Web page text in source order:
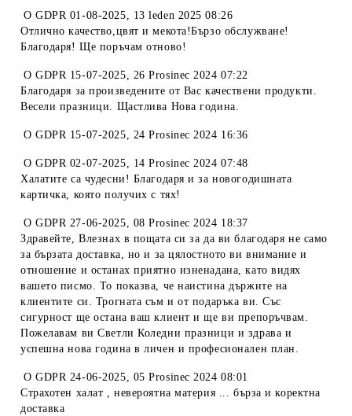
OGDPR 01-08-2025, 13 leden 2025 08:26
Отлично качество,цвят и мекота!Бързо обслужване!
Благодаря! Ще поръчам отново!
OGDPR 15-07-2025, 26 Prosinec 2024 07:22
Благодаря за произведените от Вас качествени продукти.
Весели празници. Щастлива Нова година.
OGDPR 15-07-2025, 24 Prosinec 2024 16:36
OGDPR 02-07-2025, 14 Prosinec 2024 07:48
Халатите са чудесни! Благодаря и за новогодишната
картичка, която получих с тях!
OGDPR 27-06-2025, 08 Prosinec 2024 18:37
Здравейте, Влезнах в пощата си за да ви благодаря не само
за бързата доставка, но и за цялостното ви внимание и
отношение и останах приятно изненадана, като видях
вашето писмо. То показва, че наистина държите на
клиентите си. Трогната съм и от подаръка ви. Със
сигурност ще остана ваш клиент и ще ви препоръчвам.
Пожелавам ви Светли Коледни празници и здрава и
успешна нова година в личен и професионален план.
OGDPR 24-06-2025, 05 Prosinec 2024 08:01
Страхотен халат , невероятна материя ... бърза и коректна
доставка